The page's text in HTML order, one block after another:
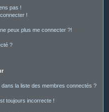
pas !
!
peux plus me connecter ?!
?
la liste des membres connectés ?
toujours incorrecte !